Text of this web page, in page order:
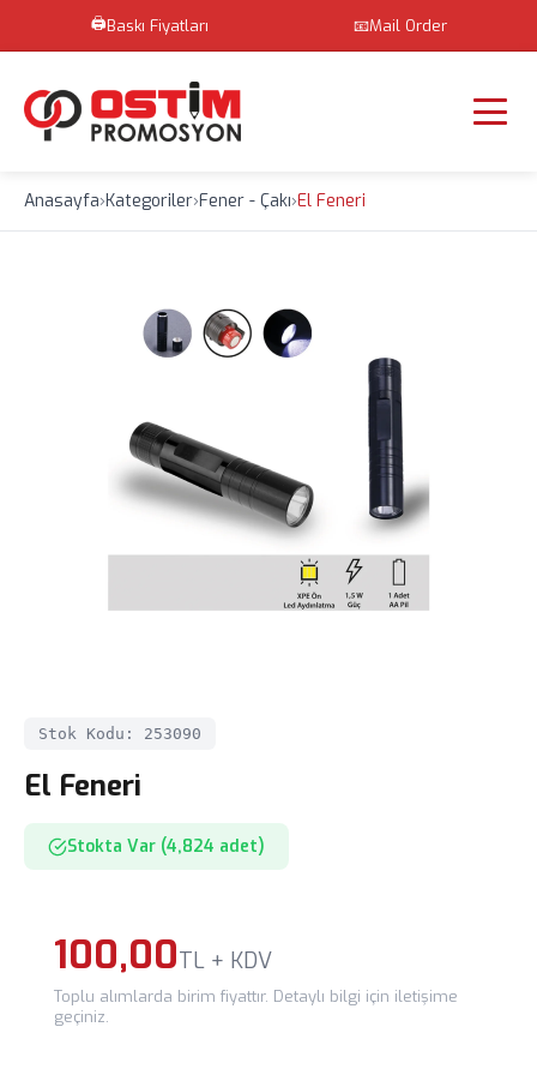
🖨️Baskı Fiyatları 📧Mail Order
Anasayfa›Kategoriler›Fener - Çakı›El Feneri
Stok Kodu: 253090
El Feneri
Stokta Var (4,824 adet)
100,00TL + KDV
Toplu alımlarda birim fiyattır. Detaylı bilgi için iletişime
geçiniz.